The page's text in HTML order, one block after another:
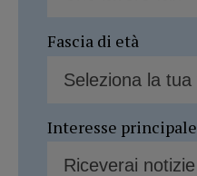
Fascia di età
Interesse principale